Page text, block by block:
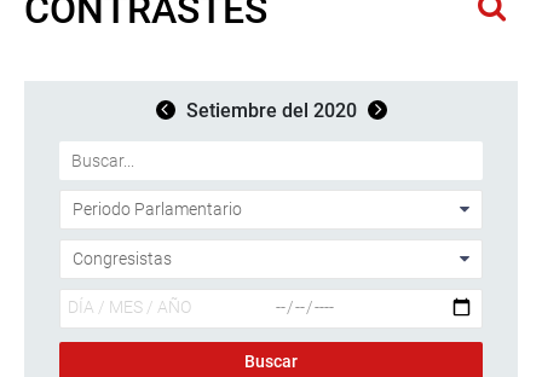
CONTRASTES
Setiembre del 2020